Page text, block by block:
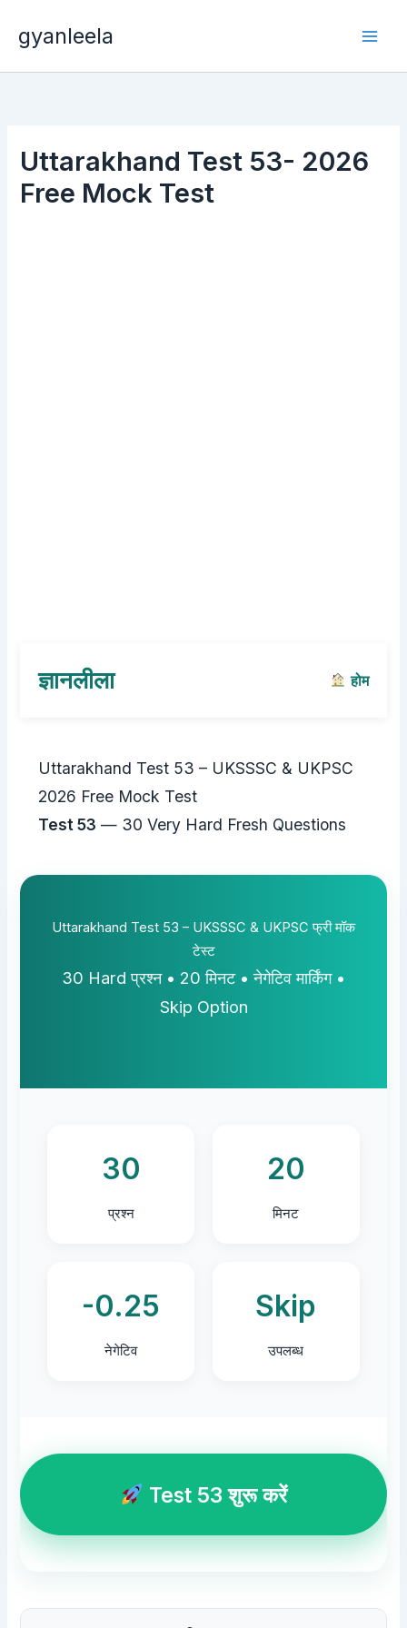
gyanleela
Uttarakhand Test 53- 2026
Free Mock Test
ज्ञानलीला होम
Uttarakhand Test 53 – UKSSSC & UKPSC
2026 Free Mock Test
Test 53 — 30 Very Hard Fresh Questions
Uttarakhand Test 53 – UKSSSC & UKPSC फ्री मॉक
टेस्ट
30 Hard प्रश्न • 20 मिनट • नेगेटिव मार्किंग •
Skip Option
30
प्रश्न
20
मिनट
-0.25
नेगेटिव
Skip
उपलब्ध
Test 53 शुरू करें